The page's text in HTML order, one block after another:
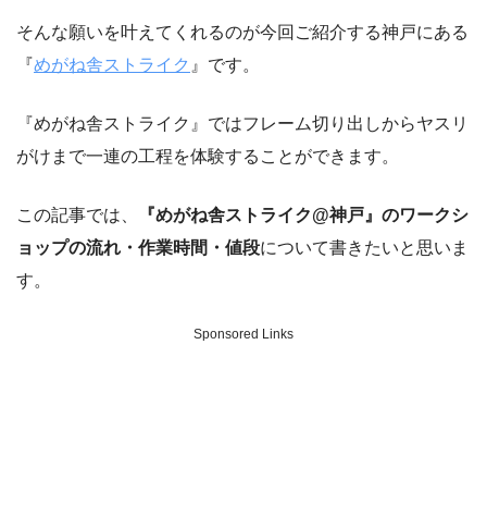
そんな願いを叶えてくれるのが今回ご紹介する神戸にある
『めがね舎ストライク 』です。
『めがね舎ストライク』ではフレーム切り出しからヤスリ
がけまで一連の工程を体験することができます。
この記事では、
『めがね舎ストライク@神戸』のワークシ
ョップの流れ・作業時間・値段について書きたいと思いま
す。
Sponsored Links